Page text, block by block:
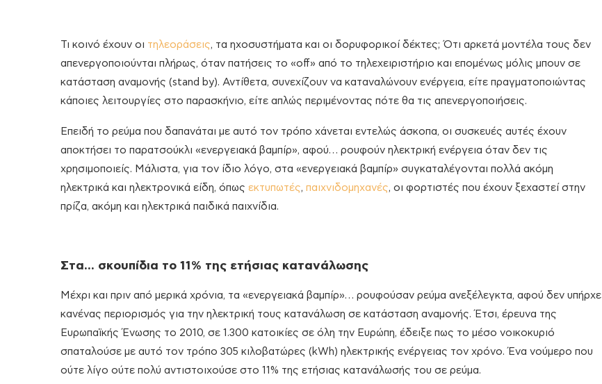
Τι κοινό έχουν οι τηλεοράσεις, τα ηχοσυστήματα και οι δορυφορικοί δέκτες; Ότι αρκετά μοντέλα τους δεν
απενεργοποιούνται πλήρως, όταν πατήσεις το «off» από το τηλεχειριστήριο και επομένως μόλις μπουν σε
κατάσταση αναμονής (stand by). Αντίθετα, συνεχίζουν να καταναλώνουν ενέργεια, είτε πραγματοποιώντας
κάποιες λειτουργίες στο παρασκήνιο, είτε απλώς περιμένοντας πότε θα τις απενεργοποιήσεις.
Επειδή το ρεύμα που δαπανάται με αυτό τον τρόπο χάνεται εντελώς άσκοπα, οι συσκευές αυτές έχουν
αποκτήσει το παρατσούκλι «ενεργειακά βαμπίρ», αφού… ρουφούν ηλεκτρική ενέργεια όταν δεν τις
χρησιμοποιείς. Μάλιστα, για τον ίδιο λόγο, στα «ενεργειακά βαμπίρ» συγκαταλέγονται πολλά ακόμη
ηλεκτρικά και ηλεκτρονικά είδη, όπως εκτυπωτές, παιχνιδομηχανές, οι φορτιστές που έχουν ξεχαστεί στην
πρίζα, ακόμη και ηλεκτρικά παιδικά παιχνίδια.
Στα… σκουπίδια το 11% της ετήσιας κατανάλωσης
Μέχρι και πριν από μερικά χρόνια, τα «ενεργειακά βαμπίρ»… ρουφούσαν ρεύμα ανεξέλεγκτα, αφού δεν υπήρχε
κανένας περιορισμός για την ηλεκτρική τους κατανάλωση σε κατάσταση αναμονής. Έτσι, έρευνα της
Ευρωπαϊκής Ένωσης το 2010, σε 1.300 κατοικίες σε όλη την Ευρώπη, έδειξε πως το μέσο νοικοκυριό
σπαταλούσε με αυτό τον τρόπο 305 κιλοβατώρες (kWh) ηλεκτρικής ενέργειας τον χρόνο. Ένα νούμερο που
ούτε λίγο ούτε πολύ αντιστοιχούσε στο 11% της ετήσιας κατανάλωσής του σε ρεύμα.